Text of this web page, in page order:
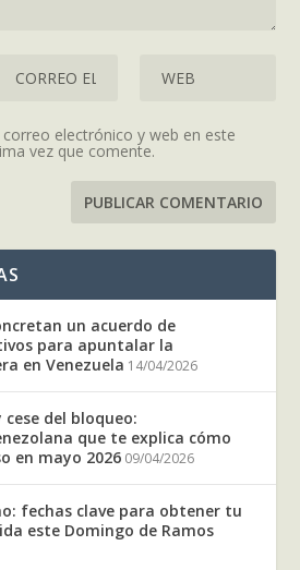
electrónico y web en este
vez que comente.
un acuerdo de
para apuntalar la
en Venezuela 14/04/2026
del bloqueo:
que te explica cómo
en mayo 2026 09/04/2026
fechas clave para obtener tu
este Domingo de Ramos